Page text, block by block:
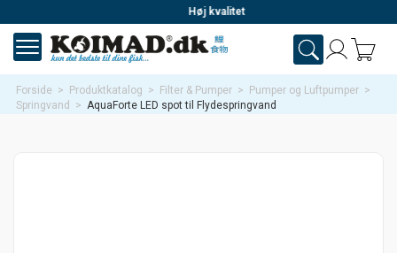
Høj kvalitet
Forside > Produktkatalog > Filter & Pumper > Pumper og Luftpumper >
Springvand
> AquaForte LED spot til Flydespringvand